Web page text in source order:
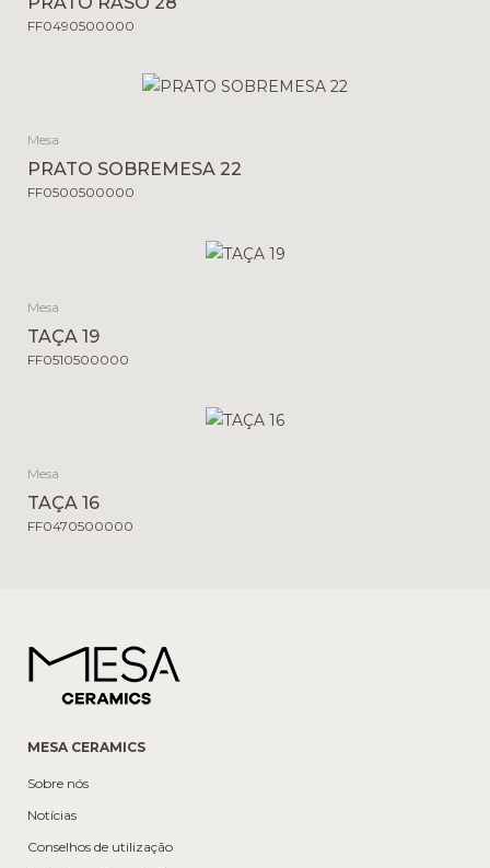
FF0490500000
Mesa
PRATO SOBREMESA 22
FF0500500000
Mesa
TAÇA 19
FF0510500000
Mesa
TAÇA 16
FF0470500000
MESA CERAMICS
Sobre nós
Notícias
Conselhos de utilização